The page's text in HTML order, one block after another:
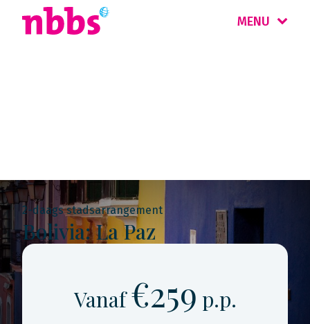
MENU
2-daags stadsarrangement
Bolivia: La Paz
Vanaf€259 p.p.